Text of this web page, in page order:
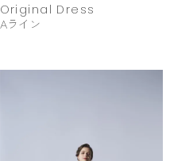
Original Dress
Aライン